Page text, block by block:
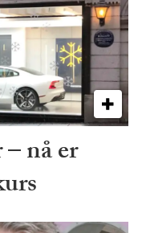
nå er